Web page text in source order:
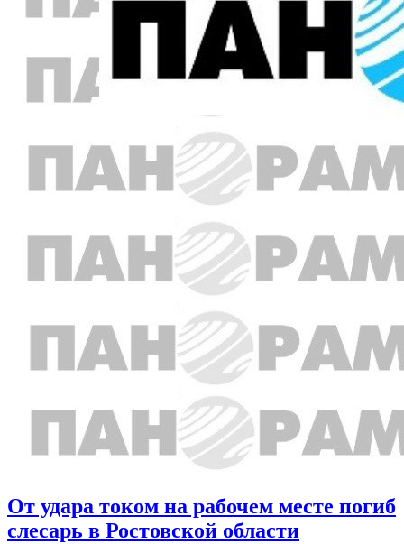
От удара током на рабочем месте погиб
слесарь в Ростовской области